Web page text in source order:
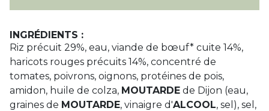
INGRÉDIENTS :
Riz précuit 29%, eau, viande de bœuf* cuite 14%,
haricots rouges précuits 14%, concentré de
tomates, poivrons, oignons, protéines de pois,
amidon, huile de colza, MOUTARDE de Dijon (eau,
graines de MOUTARDE, vinaigre d'ALCOOL, sel), sel,